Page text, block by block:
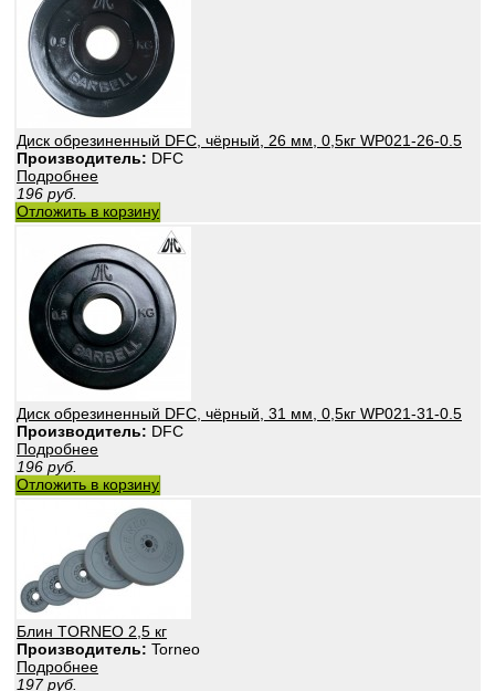
Диск обрезиненный DFC, чёрный, 26 мм, 0,5кг WP021-26-0.5
Производитель: DFC
Подробнее
196 руб.
Отложить в корзину
Диск обрезиненный DFC, чёрный, 31 мм, 0,5кг WP021-31-0.5
Производитель: DFC
Подробнее
196 руб.
Отложить в корзину
Блин TORNEO 2,5 кг
Производитель: Torneo
Подробнее
197 руб.